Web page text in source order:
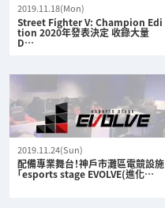
2019.11.18(Mon)
Street Fighter V: Champion Edi
tion 2020年發表決定 收錄大量
D…
2019.11.24(Sun)
配備專業舞台！神戶市灘區電競設施
「esports stage EVOLVE(進化…